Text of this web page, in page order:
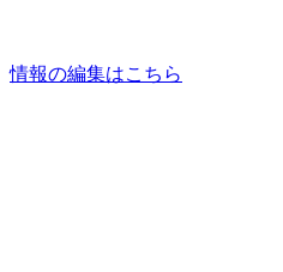
情報の編集はこちら